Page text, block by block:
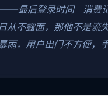
——最后登录时间 消费
不露面，那他不是流
雨，用户出门不方便，